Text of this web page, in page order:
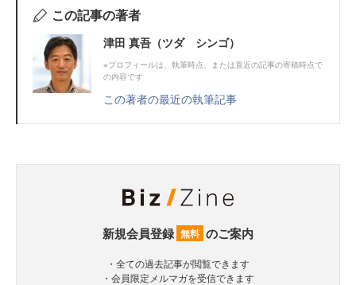
この記事の著者
津田 真吾（ツダ シンゴ）
※プロフィールは、執筆時点、または直近の記事の寄稿時点で
の内容です
この著者の最近の執筆記事
新規会員登録 無料 のご案内
・全ての過去記事が閲覧できます
・会員限定メルマガを受信できます